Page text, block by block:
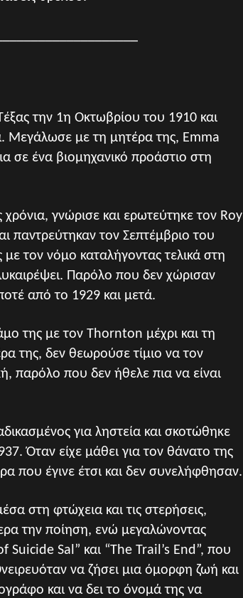
την 1η Οκτωβρίου του 1910 και
Μεγάλωσε με τη μητέρα της, Emma
σε ένα βιομηχανικό προάστιο στη
γνώρισε και ερωτεύτηκε τον Roy
παντρεύτηκαν τον Σεπτέμβριο του
τον νόμο καταλήγοντας τελικά στη
Παρόλο που δεν χώρισαν
από το 1929 και μετά.
της με τον Thornton μέχρι και τη
της, δεν θεωρούσε τίμιο να τον
παρόλο που δεν ήθελε πια να είναι
για ληστεία και σκοτώθηκε
Όταν είχε μάθει για τον θάνατο της
που έγινε έτσι και δεν συνελήφθησαν.
στη φτώχεια και τις στερήσεις,
την ποίηση, ενώ μεγαλώνοντας
Suicide Sal” και “The Trail’s End”, που
να ζήσει μια όμορφη ζωή και
και να δει το όνομά της να